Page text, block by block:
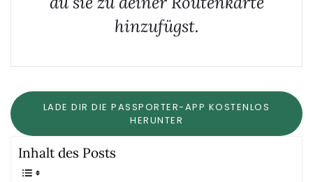
hinzufügst.
LADE DIR DIE PASSPORTER-APP KOSTENLOS
HERUNTER
Inhalt des Posts